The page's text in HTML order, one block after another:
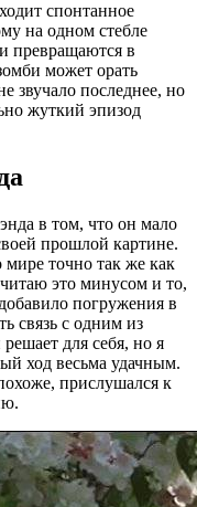
спонтанное
на одном стебле
превращаются в
может орать
звучало последнее, но
жуткий эпизод
в том, что он мало
прошлой картине.
точно так же как
это минусом и то,
погружения в
связь с одним из
для себя, но я
ход весьма удачным.
прислушался к